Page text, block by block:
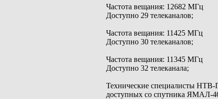
Частота вещания: 12682 МГц
Доступно 29 телеканалов;
Частота вещания: 11425 МГц
Доступно 30 телеканалов;
Частота вещания: 11345 МГц
Доступно 32 телеканала;
Технические специалисты
доступных со спутника ЯМАЛ-